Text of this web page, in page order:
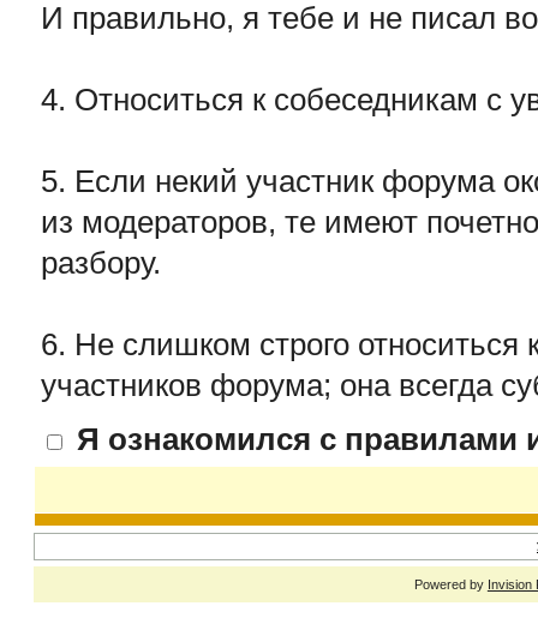
И правильно, я тебе и не писал
4. Относиться к собеседникам с
5. Если некий участник форума
из модераторов, те имеют
разбору.
6. Не слишком строго относиться
участников форума; она всегда
Я ознакомился с правилами
Powered by Invision